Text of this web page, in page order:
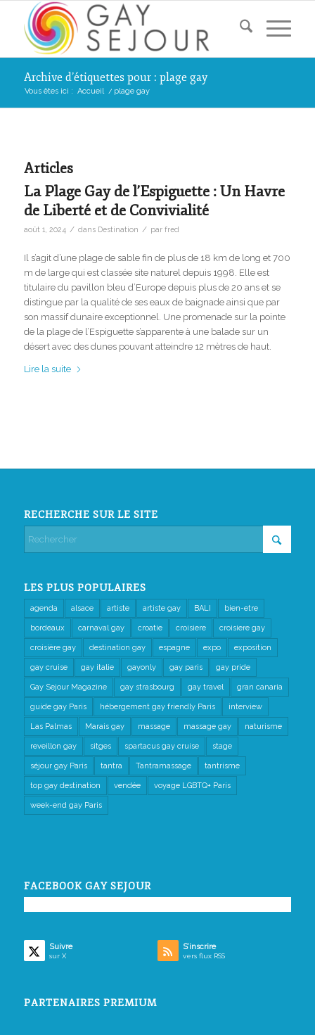
Archive d’étiquettes pour : plage gay
Vous êtes ici : Accueil / plage gay
Articles
La Plage Gay de l’Espiguette : Un Havre
de Liberté et de Convivialité
août 1, 2024 / dans Destination / par fred
Il s’agit d’une plage de sable fin de plus de 18 km de long et 700
m de large qui est classée site naturel depuis 1998. Elle est
titulaire du pavillon bleu d’Europe depuis plus de 20 ans et se
distingue par la qualité de ses eaux de baignade ainsi que par
son massif dunaire exceptionnel. Une promenade sur la pointe
de la plage de l’Espiguette s’apparente à une balade sur un
désert avec des dunes pouvant atteindre 12 mètres de haut.
Lire la suite
RECHERCHE SUR LE SITE
LES PLUS POPULAIRES
agenda alsace artiste artiste gay BALI bien-etre
bordeaux carnaval gay croatie croisiere croisiere gay
croisière gay destination gay espagne expo exposition
gay cruise gay italie gayonly gay paris gay pride
Gay Sejour Magazine gay strasbourg gay travel gran canaria
guide gay Paris hébergement gay friendly Paris interview
Las Palmas Marais gay massage massage gay naturisme
reveillon gay sitges spartacus gay cruise stage
séjour gay Paris tantra Tantramassage tantrisme
top gay destination vendée voyage LGBTQ+ Paris
week-end gay Paris
FACEBOOK GAY SEJOUR
Suivre
sur X
S’inscrire
vers flux RSS
PARTENAIRES PREMIUM